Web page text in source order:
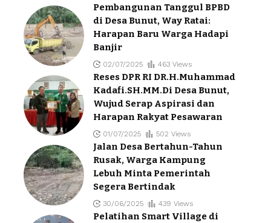
Pembangunan Tanggul BPBD
di Desa Bunut, Way Ratai:
Harapan Baru Warga Hadapi
Banjir
02/07/2025 463 Views
Reses DPR RI DR.H.Muhammad
Kadafi.SH.MM.Di Desa Bunut,
Wujud Serap Aspirasi dan
Harapan Rakyat Pesawaran
01/07/2025 502 Views
Jalan Desa Bertahun-Tahun
Rusak, Warga Kampung
Lebuh Minta Pemerintah
Segera Bertindak
30/06/2025 439 Views
Pelatihan Smart Village di